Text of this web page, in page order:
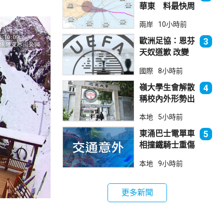
華東 料最快周
兩岸 10小時前
歐洲足協：恩芬
天奴道歉 改變
立場
3
國際 8小時前
嶺大學生會解散
稱校內外形勢出
4
本地 5小時前
東涌巴士電單車
相撞鐵騎士重傷
被捕
5
本地 9小時前
更多新聞